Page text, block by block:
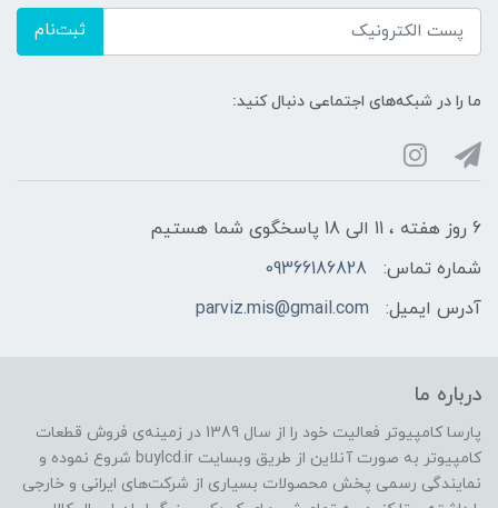
ثبت‌نام
ما را در شبکه‌های اجتماعی دنبال کنید:
6 روز هفته ، 11 الی 18 پاسخگوی شما هستیم
شماره تماس:
09366186828
آدرس ایمیل:
parviz.mis@gmail.com
درباره ما
پارسا کامپیوتر فعالیت خود را از سال 1389 در زمینه‌ی فروش قطعات
کامپیوتر به صورت آنلاین از طریق وبسایت buylcd.ir شروع نموده و
نمایندگی رسمی پخش محصولات بسیاری از شرکت‌های ایرانی و خارجی